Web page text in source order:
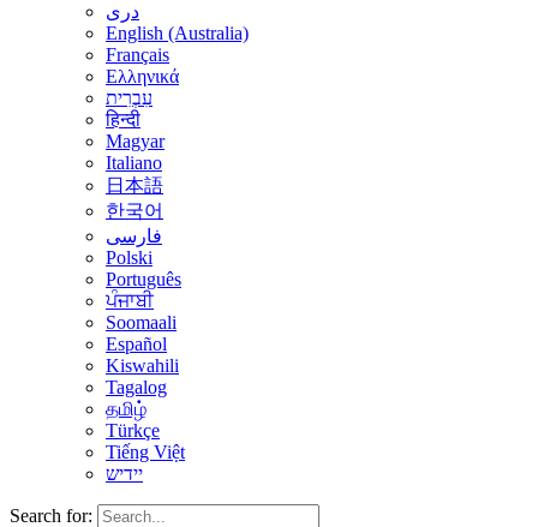
درى
English (Australia)
Français
Ελληνικά
עִבְרִית
हिन्दी
Magyar
Italiano
日本語
한국어
فارسی
Polski
Português
ਪੰਜਾਬੀ
Soomaali
Español
Kiswahili
Tagalog
தமிழ்
Türkçe
Tiếng Việt
יידיש
Search for: